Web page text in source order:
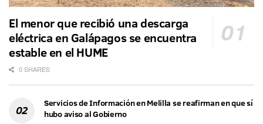
El menor que recibió una descarga
eléctrica en Galápagos se encuentra
estable en el HUME
0 SHARES
Servicios de Información en Melilla se reafirman en que sí
hubo aviso al Gobierno